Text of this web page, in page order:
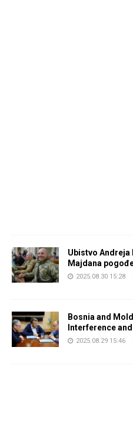
Ubistvo Andreja
Majdana
2025.08.30 15:28
Bosnia and
Interference
2025.08.29 15:46